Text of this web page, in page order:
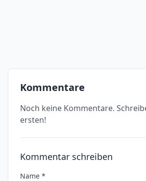
Kommentare
Noch keine Kommentare.
ersten!
Kommentar schreiben
Name *